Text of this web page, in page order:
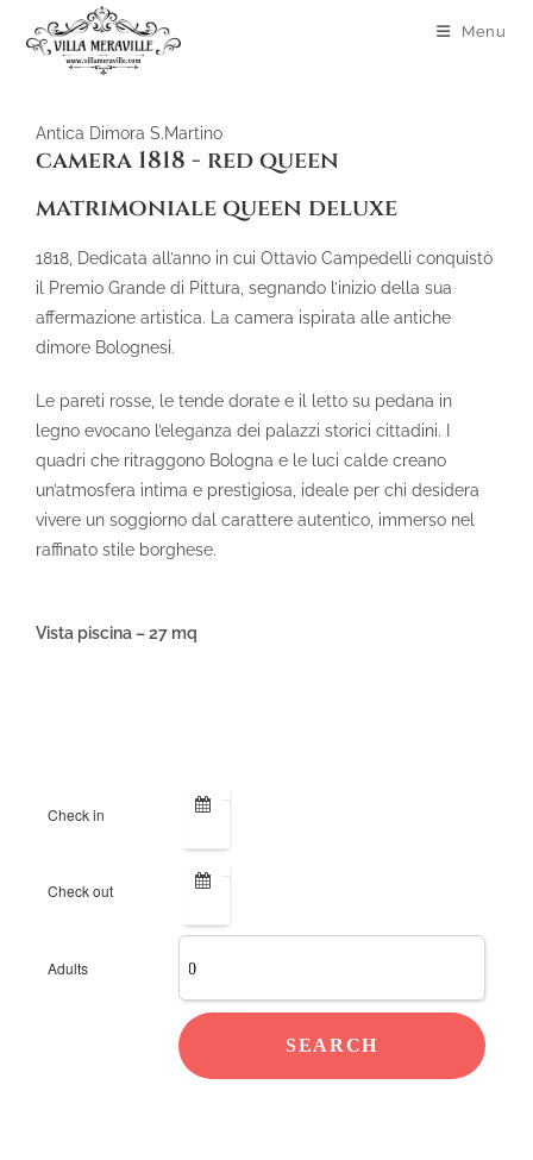
Menu
Antica Dimora S.Martino
camera 1818 - red queen
matrimoniale queen deluxe
1818, Dedicata all’anno in cui Ottavio Campedelli conquistò
il Premio Grande di Pittura, segnando l’inizio della sua
affermazione artistica. La camera ispirata alle antiche
dimore Bolognesi.
Le pareti rosse, le tende dorate e il letto su pedana in
legno evocano l’eleganza dei palazzi storici cittadini. I
quadri che ritraggono Bologna e le luci calde creano
un’atmosfera intima e prestigiosa, ideale per chi desidera
vivere un soggiorno dal carattere autentico, immerso nel
raffinato stile borghese.
Vista piscina – 27 mq
Check in
Check out
Adults